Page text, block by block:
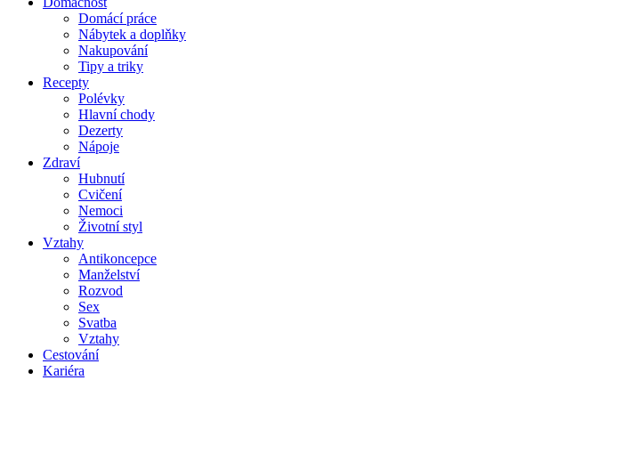
Domácí práce
Nábytek a doplňky
Nakupování
Tipy a triky
Recepty
Polévky
Hlavní chody
Dezerty
Nápoje
Zdraví
Hubnutí
Cvičení
Nemoci
Životní styl
Vztahy
Antikoncepce
Manželství
Rozvod
Sex
Svatba
Vztahy
Cestování
Kariéra